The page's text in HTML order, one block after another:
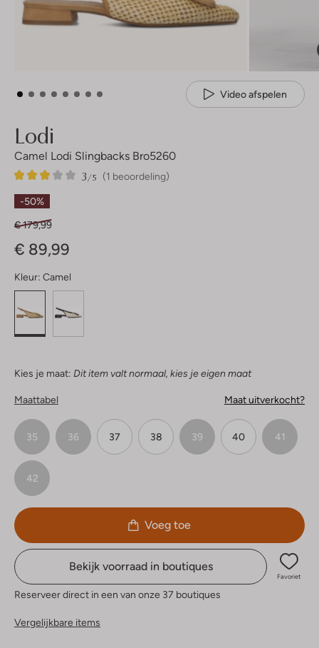
Video afspelen
Lodi
Camel Lodi Slingbacks Bro5260
(1 beoordeling)
3/5
1
3
Sterren
-50%
€ 179,99
€ 89,99
Kleur: Camel
Kies je maat: Dit item valt normaal, kies je eigen maat
Maattabel Maat uitverkocht?
35 36 37 38 39 40 41
42
Voeg toe
Bekijk voorraad in boutiques
Favoriet
Reserveer direct in een van onze 37 boutiques
Vergelijkbare items